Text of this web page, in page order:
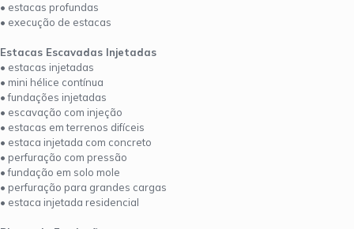
• estacas profundas
• execução de estacas
Estacas Escavadas Injetadas
• estacas injetadas
• mini hélice contínua
• fundações injetadas
• escavação com injeção
• estacas em terrenos difíceis
• estaca injetada com concreto
• perfuração com pressão
• fundação em solo mole
• perfuração para grandes cargas
• estaca injetada residencial